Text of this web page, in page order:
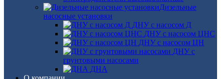
Дизельные
насосные установки
ДНУ с насосом Д
ДНУ с насосом ЦНС
ДНУ с насосом ЦН
ДНУ с
грунтовыми насосами
ДНА